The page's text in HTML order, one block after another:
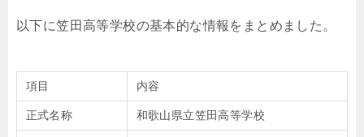
以下に笠田高等学校の基本的な情報をまとめました。
項目 内容
正式名称 和歌山県立笠田高等学校